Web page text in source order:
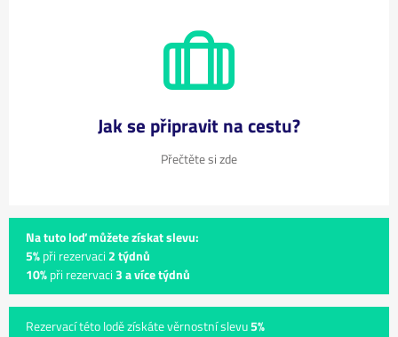
Jak se připravit na cestu?
Přečtěte si zde
Na tuto loď můžete získat slevu:
5%při rezervaci 2 týdnů
10%při rezervaci3 a více týdnů
Rezervací této lodě získáte věrnostní slevu5%